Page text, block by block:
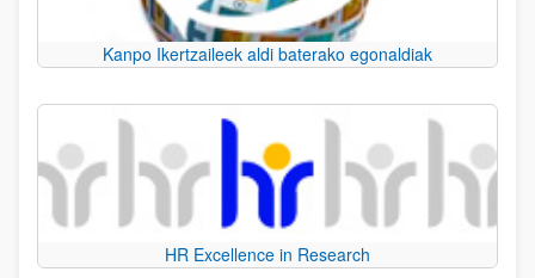
Kanpo Ikertzaileek aldi baterako egonaldiak
HR Excellence in Research